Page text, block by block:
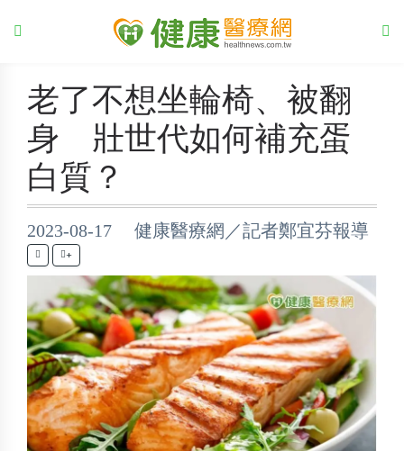
老了不想坐輪椅、被翻
身 壯世代如何補充蛋
白質？
2023-08-17 健康醫療網／記者鄭宜芬報導
+